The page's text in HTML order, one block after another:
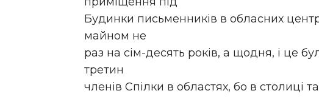
Будинки письменників в обласних
майном не
раз на сім-десять років, а щодня, і це
третин
членів Спілки в областях, бо в столиці